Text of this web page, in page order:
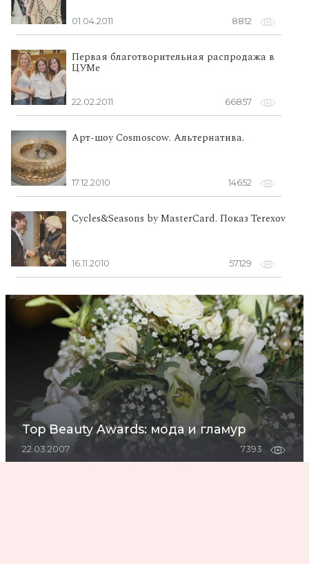
01.04.2011 8812
Первая благотворительная распродажа в
ЦУМе
22.02.2011 66857
Арт-шоу Cosmoscow. Альтернатива.
17.12.2010 14652
Cycles&Seasons by MasterCard. Показ Terexov
16.11.2010 57129
Top Beauty Awards: мода и гламур
22.03.2007 7393